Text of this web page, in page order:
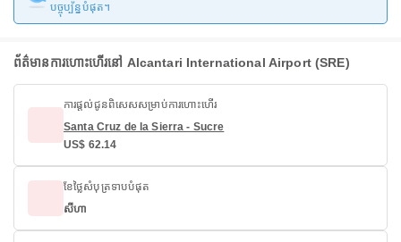
បច្ចុប្បន្នបំផុត។
ព័ត៌មានការហោះហើរ​នៅ Alcantari International Airport (SRE)
ការផ្តល់ជូនពិសេសសម្រាប់ការហោះហើរ
Santa Cruz de la Sierra - Sucre
US$ 62.14
ខែថ្លៃសំបុត្រទាបបំផុត
សីហា